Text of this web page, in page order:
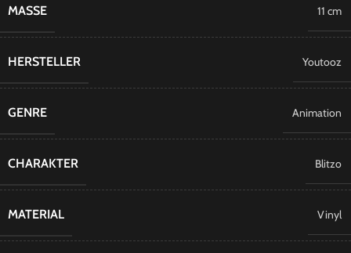
MASSE 11 cm
HERSTELLER Youtooz
GENRE Animation
CHARAKTER Blitzo
MATERIAL Vinyl